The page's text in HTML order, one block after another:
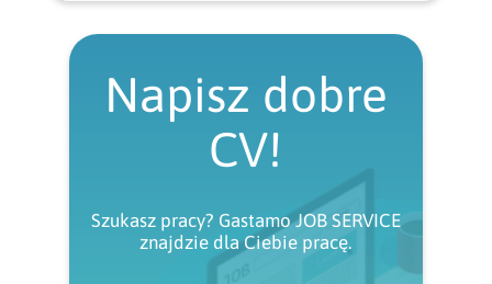
Napisz dobre
CV!
Szukasz pracy? Gastamo JOB SERVICE
znajdzie dla Ciebie pracę.